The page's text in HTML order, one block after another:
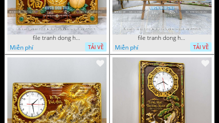
file tranh dong ho tu quy tung hac dai bang ho rong phuong 072026 93
Miễn phí
TẢI VỀ
file tranh dong ho tu quy tung hac dai bang ho rong phuong 072026 78
Miễn phí
TẢI VỀ